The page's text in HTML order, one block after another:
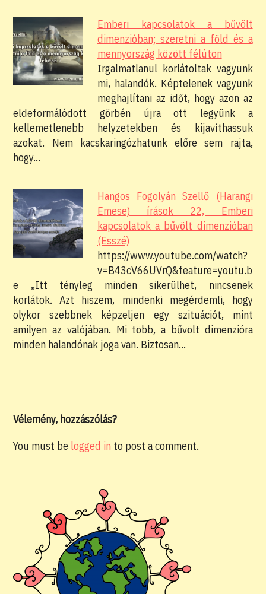
Emberi kapcsolatok a bűvölt
dimenzióban; szeretni a föld és a
mennyország között félúton
Irgalmatlanul korlátoltak vagyunk
mi, halandók. Képtelenek vagyunk
meghajlítani az időt, hogy azon az
eldeformálódott görbén újra ott legyünk a
kellemetlenebb helyzetekben és kijavíthassuk
azokat. Nem kacskaringózhatunk előre sem rajta,
hogy…
Hangos Fogolyán Szellő (Harangi
Emese) írások 22, Emberi
kapcsolatok a bűvölt dimenzióban
(Esszé)
https://www.youtube.com/watch?
v=B43cV66UVrQ&feature=youtu.b
e „Itt tényleg minden sikerülhet, nincsenek
korlátok. Azt hiszem, mindenki megérdemli, hogy
olykor szebbnek képzeljen egy szituációt, mint
amilyen az valójában. Mi több, a bűvölt dimenzióra
minden halandónak joga van. Biztosan…
Vélemény, hozzászólás?
You must be logged in to post a comment.